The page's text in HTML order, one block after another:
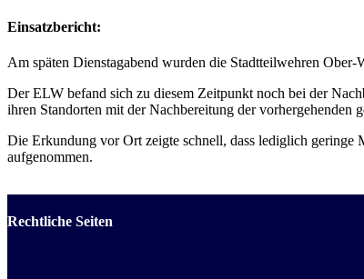
Einsatzbericht:
Am späten Dienstagabend wurden die Stadtteilwehren
Der ELW befand sich zu diesem Zeitpunkt noch bei der
ihren Standorten mit der Nachbereitung der vorhergehenden
Die Erkundung vor Ort zeigte schnell, dass lediglich geringe
aufgenommen.
Rechtliche Seiten